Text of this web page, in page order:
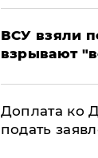
ВСУ взяли
взрывают
Доплата ко
подать